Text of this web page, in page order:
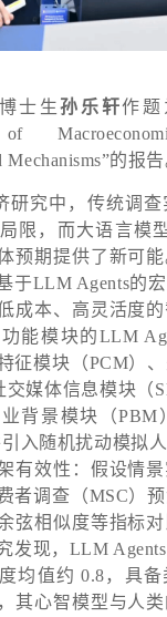
士生孙乐轩作题
的报告
研究中，传统调查
限，而大语言模
预期提供了新可
于LLM Agents的
成本、高灵活度
能模块的LLM
征模块（PCM）
交媒体信息模块（
背景模块（PBM
入随机扰动模拟
有效性：假设情
者调查（MSC）
弦相似度等指标
发现，LLM
均值约 0.8，具
其心智模型与人